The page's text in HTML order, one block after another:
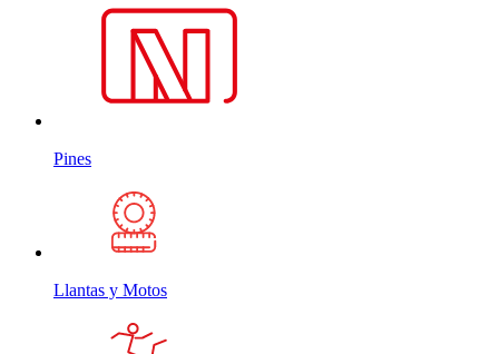
Pines
Llantas y Motos